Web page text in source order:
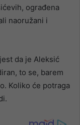
ograđena
naoružani i
da je Aleksić
to se, barem
Koliko će potraga